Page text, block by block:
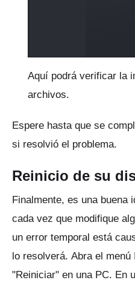
Aquí podrá verificar la
archivos.
Espere hasta que se
si resolvió el problema.
Reinicio de su
Finalmente, es una buena
cada vez que modifique
un error temporal está
lo resolverá. Abra el menú
"Reiniciar" en una PC. En